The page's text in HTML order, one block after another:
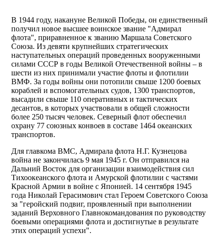
В 1944 году, накануне Великой Победы, он единственный
получил новое высшее воинское звание "Адмирал
флота", приравненное к званию Маршала Советского
Союза. Из девяти крупнейших стратегических
наступательных операций проведенных вооруженными
силами СССР в годы Великой Отечественной войны – в
шести из них принимали участие флоты и флотилии
ВМФ. За годы войны они потопили свыше 1200 боевых
кораблей и вспомогательных судов, 1300 транспортов,
высадили свыше 110 оперативных и тактических
десантов, в которых участвовали в общей сложности
более 250 тысяч человек. Северный флот обеспечил
охрану 77 союзных конвоев в составе 1464 океанских
транспортов.
Для главкома ВМС, Адмирала флота Н.Г. Кузнецова
война не закончилась 9 мая 1945 г. Он отправился на
Дальний Восток для организации взаимодействия сил
Тихоокеанского флота и Амурской флотилии с частями
Красной Армии в войне с Японией. 14 сентября 1945
года Николай Герасимович стал Героем Советского Союза
за "геройский подвиг, проявленный при выполнении
заданий Верховного Главнокомандования по руководству
боевыми операциями флота и достигнутые в результате
этих операций успехи".